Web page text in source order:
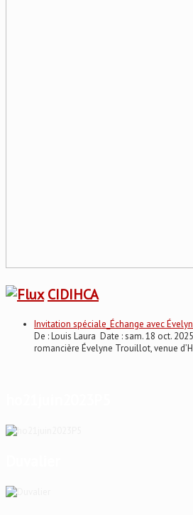
CIDIHCA
Invitation spéciale_Échange avec
De : Louis Laura Date : sam. 18 oct.
romancière Évelyne Trouillot, venue